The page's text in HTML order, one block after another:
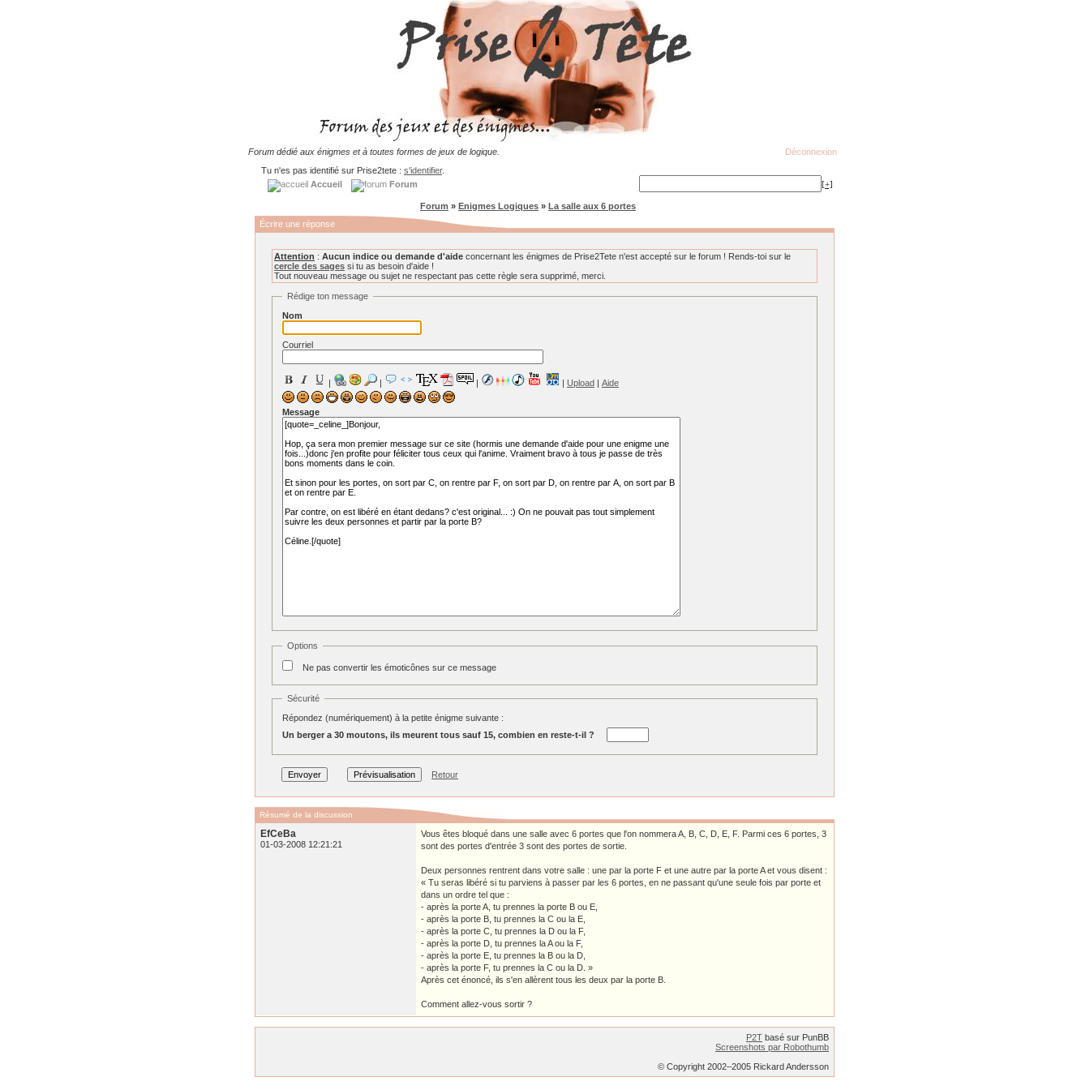
Forum dédié aux énigmes et à toutes formes de jeux de logique.
Déconnexion
Tu n'es pas identifié sur Prise2tete : s'identifier.
Accueil
Forum [+]
Forum » Enigmes Logiques » La salle aux 6 portes
Écrire une réponse
Attention : Aucun indice ou demande d'aide concernant les énigmes de Prise2Tete n'est accepté sur le forum ! Rends-toi sur le
cercle des sages si tu as besoin d'aide !
Tout nouveau message ou sujet ne respectant pas cette règle sera supprimé, merci.
Rédige ton message
Nom
Courriel
| | | | Upload | Aide
Message
Options
Ne pas convertir les émoticônes sur ce message
Sécurité
Répondez (numériquement) à la petite énigme suivante :
Un berger a 30 moutons, ils meurent tous sauf 15, combien en reste-t-il ?
Retour
Résumé de la discussion
EfCeBa
01-03-2008 12:21:21
Vous êtes bloqué dans une salle avec 6 portes que l'on nommera A, B, C, D, E, F. Parmi ces 6 portes, 3
sont des portes d'entrée 3 sont des portes de sortie.
Deux personnes rentrent dans votre salle : une par la porte F et une autre par la porte A et vous disent :
« Tu seras libéré si tu parviens à passer par les 6 portes, en ne passant qu'une seule fois par porte et
dans un ordre tel que :
- après la porte A, tu prennes la porte B ou E,
- après la porte B, tu prennes la C ou la E,
- après la porte C, tu prennes la D ou la F,
- après la porte D, tu prennes la A ou la F,
- après la porte E, tu prennes la B ou la D,
- après la porte F, tu prennes la C ou la D. »
Après cet énoncé, ils s'en allèrent tous les deux par la porte B.
Comment allez-vous sortir ?
P2T basé sur PunBB
Screenshots par Robothumb
© Copyright 2002–2005 Rickard Andersson